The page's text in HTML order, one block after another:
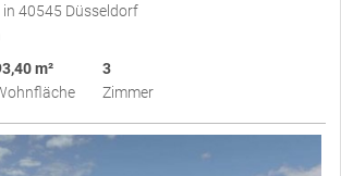
40545 Düsseldorf
m²
3
Zimmer